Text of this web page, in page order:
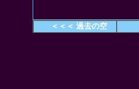
＜＜＜ 過去の空